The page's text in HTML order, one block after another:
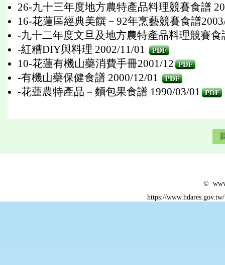
26-九十三年度地方農特產品料理競賽食譜
16-花蓮區經典美饌－92年烹藝競賽食譜
-九十二年度文旦及地方農特產品料理競賽食
-紅糟DIY與料理 2002/11/01
PDF
10-花蓮有機山藥消費手冊2001/12 PDF
-有機山藥保健食譜 2000/12/01 PDF
-花蓮農特產品－麵包果食譜 1990/03/01 PDF
©
https://